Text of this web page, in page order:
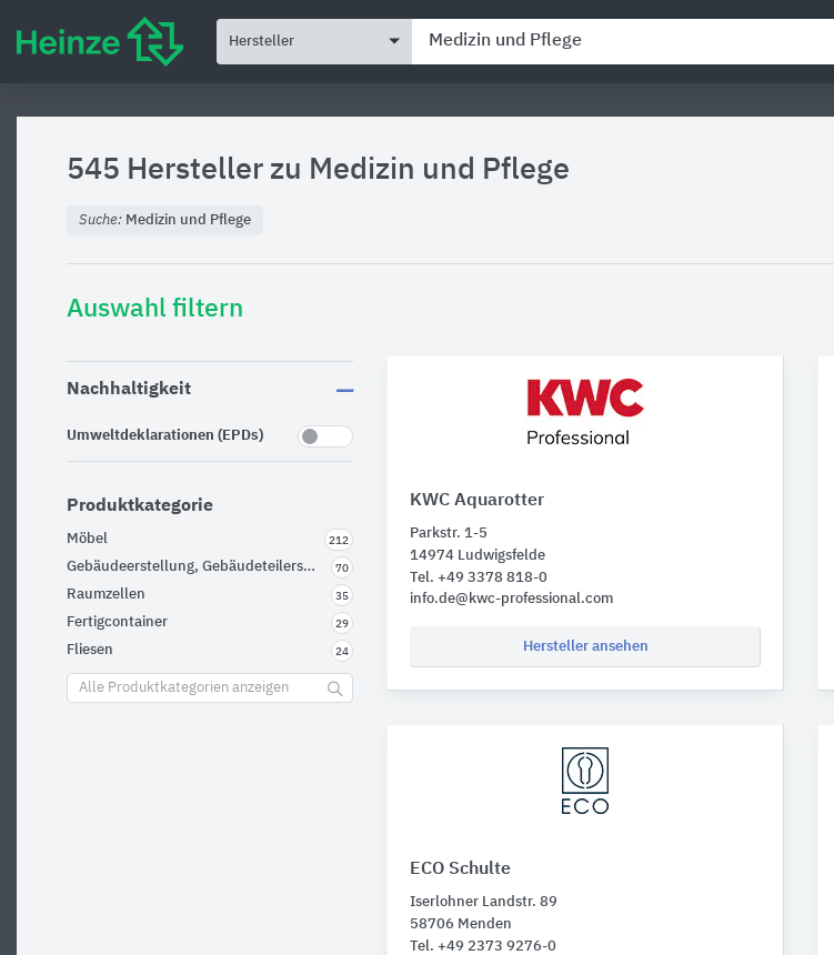
Hersteller
545 Hersteller zu Medizin und Pflege
Suche: Medizin und Pflege
Auswahl filtern
Nachhaltigkeit
Umweltdeklarationen (EPDs)
Produktkategorie
Möbel 212
Gebäudeerstellung, Gebäudeteilerstellung 70
Raumzellen 35
Fertigcontainer 29
Fliesen 24
Alle Produktkategorien anzeigen
KWC Aquarotter
Parkstr. 1-5
14974 Ludwigsfelde
Tel. +49 3378 818-0
info.de@kwc-professional.com
Hersteller ansehen
ECO Schulte
Iserlohner Landstr. 89
58706 Menden
Tel. +49 2373 9276-0